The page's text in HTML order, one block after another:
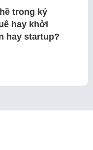
trong kỷ
hay khởi
hay startup?